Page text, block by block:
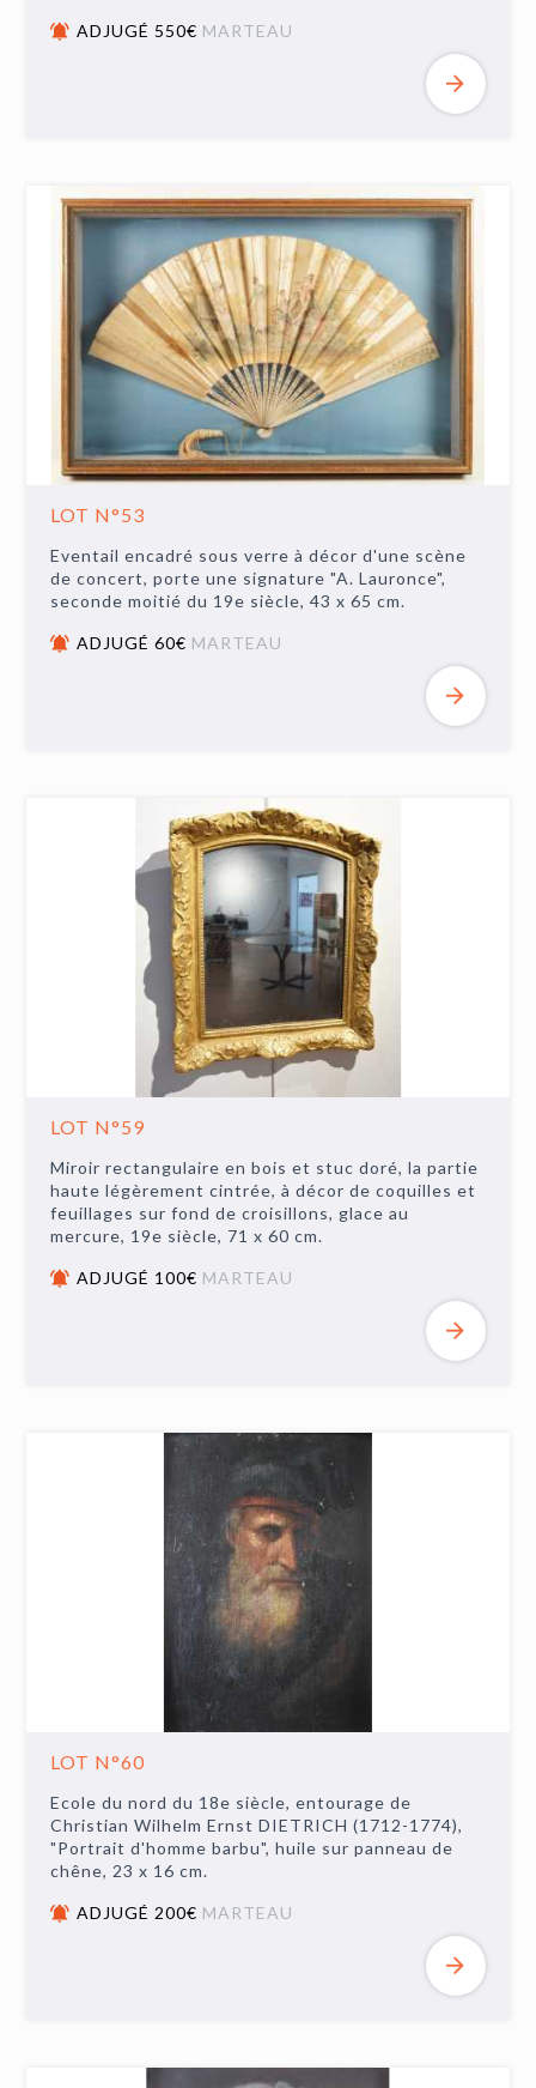
ADJUGÉ 550€ MARTEAU
LOT N°53
Eventail encadré sous verre à décor d'une scène
de concert, porte une signature "A. Lauronce",
seconde moitié du 19e siècle, 43 x 65 cm.
ADJUGÉ 60€ MARTEAU
LOT N°59
Miroir rectangulaire en bois et stuc doré, la partie
haute légèrement cintrée, à décor de coquilles et
feuillages sur fond de croisillons, glace au
mercure, 19e siècle, 71 x 60 cm.
ADJUGÉ 100€ MARTEAU
LOT N°60
Ecole du nord du 18e siècle, entourage de
Christian Wilhelm Ernst DIETRICH (1712-1774),
"Portrait d'homme barbu", huile sur panneau de
chêne, 23 x 16 cm.
ADJUGÉ 200€ MARTEAU